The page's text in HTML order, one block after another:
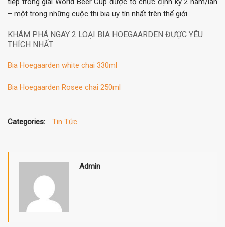
– một trong những cuộc thi bia uy tín nhất trên thế giới.
KHÁM PHÁ NGAY 2 LOẠI BIA HOEGAARDEN ĐƯỢC YÊU
THÍCH NHẤT
Bia Hoegaarden white chai 330ml
Bia Hoegaarden Rosee chai 250ml
Categories: Tin Tức
Admin